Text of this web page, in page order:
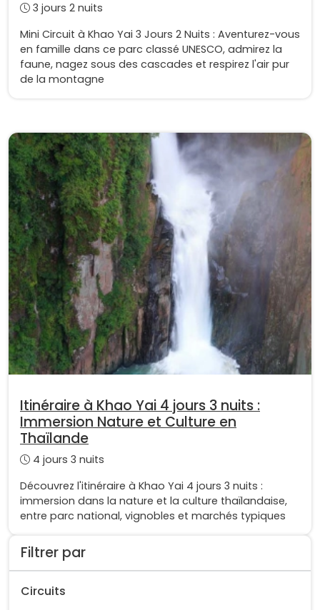
Filtrer par
Circuits
3 jours 2 nuits
Mini Circuit à Khao Yai 3 Jours 2 Nuits : Aventurez-vous
en famille dans ce parc classé UNESCO, admirez la
faune, nagez sous des cascades et respirez l'air pur
de la montagne
Itinéraire à Khao Yai 4 jours 3 nuits :
Immersion Nature et Culture en
Thaïlande
4 jours 3 nuits
Découvrez l'itinéraire à Khao Yai 4 jours 3 nuits :
immersion dans la nature et la culture thaïlandaise,
entre parc national, vignobles et marchés typiques